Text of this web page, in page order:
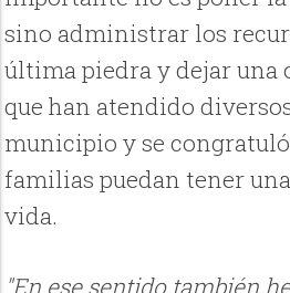
sino administrar los
última piedra y dejar una
que han atendido
municipio y se
familias puedan tener
vida.
"En ese sentido también